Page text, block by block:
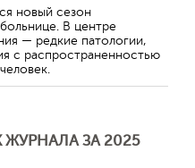
новый сезон
В центре
— редкие патологии,
с распространенностью
ЗА 2025